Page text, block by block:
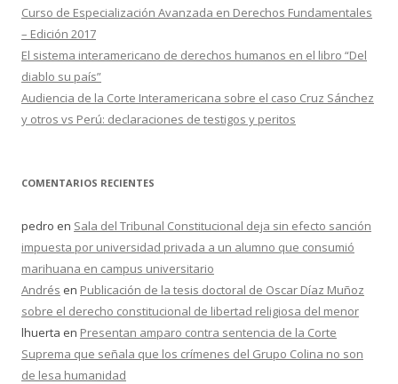
Curso de Especialización Avanzada en Derechos Fundamentales
– Edición 2017
El sistema interamericano de derechos humanos en el libro “Del
diablo su país”
Audiencia de la Corte Interamericana sobre el caso Cruz Sánchez
y otros vs Perú: declaraciones de testigos y peritos
COMENTARIOS RECIENTES
pedro en Sala del Tribunal Constitucional deja sin efecto sanción
impuesta por universidad privada a un alumno que consumió
marihuana en campus universitario
Andrés en Publicación de la tesis doctoral de Oscar Díaz Muñoz
sobre el derecho constitucional de libertad religiosa del menor
lhuerta en Presentan amparo contra sentencia de la Corte
Suprema que señala que los crímenes del Grupo Colina no son
de lesa humanidad